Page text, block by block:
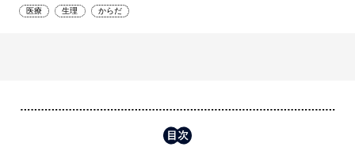
医療 生理 からだ